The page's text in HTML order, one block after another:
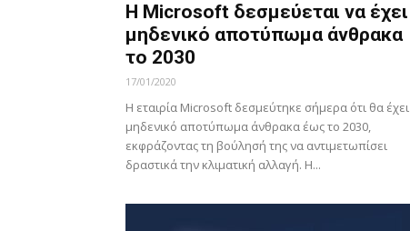
Η Microsoft δεσμεύεται να έχει
μηδενικό αποτύπωμα άνθρακα
το 2030
17/01/2020
Η εταιρία Microsoft δεσμεύτηκε σήμερα ότι θα έχει
μηδενικό αποτύπωμα άνθρακα έως το 2030,
εκφράζοντας τη βούλησή της να αντιμετωπίσει
δραστικά την κλιματική αλλαγή. Η...